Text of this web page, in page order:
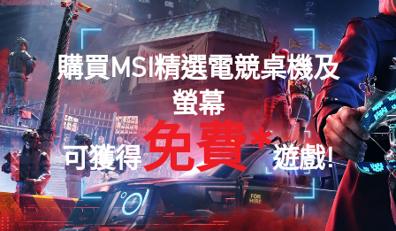
購買MSI精選電競桌機及
螢幕
可獲得免費*遊戲!